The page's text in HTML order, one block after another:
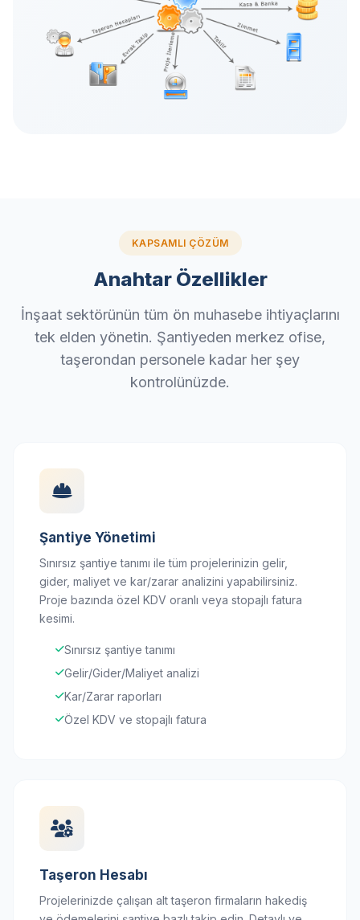
KAPSAMLI ÇÖZÜM
Anahtar Özellikler
İnşaat sektörünün tüm ön muhasebe ihtiyaçlarını
tek elden yönetin. Şantiyeden merkez ofise,
taşerondan personele kadar her şey
kontrolünüzde.
Şantiye Yönetimi
Sınırsız şantiye tanımı ile tüm projelerinizin gelir,
gider, maliyet ve kar/zarar analizini yapabilirsiniz.
Proje bazında özel KDV oranlı veya stopajlı fatura
kesimi.
Sınırsız şantiye tanımı
Gelir/Gider/Maliyet analizi
Kar/Zarar raporları
Özel KDV ve stopajlı fatura
Taşeron Hesabı
Projelerinizde çalışan alt taşeron firmaların hakediş